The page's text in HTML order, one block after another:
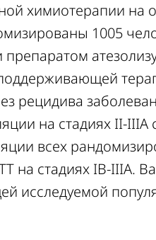
химиотерапии на
1005
рецидива
на стадиях II-
всех
на стадиях IB-
исследуемой